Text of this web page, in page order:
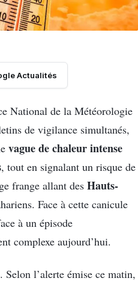
Actualités
National de la Météorologie
de vigilance simultanés,
vague de chaleur intense
, tout en signalant un risque de
frange allant des Hauts-
Face à cette canicule
à un épisode
complexe aujourd’hui.
l’alerte émise ce matin,